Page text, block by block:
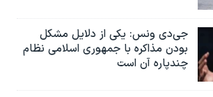
جی‌دی ونس: یکی از دلایل مشکل
بودن مذاکره با جمهوری اسلامی نظام
چندپاره آن است